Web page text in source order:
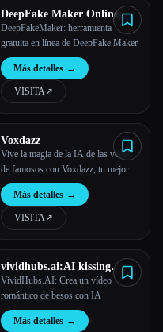
DeepFake Maker Online
Free Tool
DeepFakeMaker: herramienta
gratuita en línea de DeepFake Maker
Más detalles →
VISITA↗︎
Voxdazz
Vive la magia de la IA de las voces
de famosos con Voxdazz, tu mejor
plataforma de contenido creativo
Más detalles →
VISITA↗︎
vividhubs.ai:AI kissing
Video Generator
VividHubs.AI: Crea un vídeo
romántico de besos con IA
Más detalles →